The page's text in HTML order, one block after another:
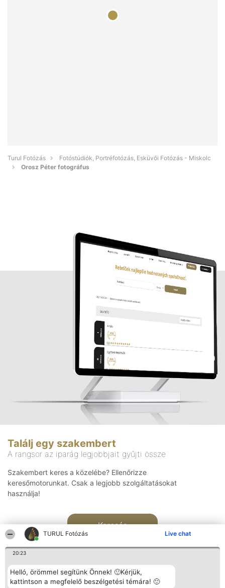
TURUL Fotózás Live chat
20:23
Helló, örömmel segítünk Önnek! 🙂Kérjük,
kattintson a megfelelő beszélgetési témára! 🙂
Turul Fotózás
Fotóstúdiók, Portréfotózás, Esküvői Fotózás - Miskolc
Orosz Péter fotográfus
Találj egy szakembert
A rangsor az iparág legjobbjait gyűjti össze
Szakembert keres a közelébe? Ellenőrizze
keresőmotorunkat. Csak a legjobb szolgáltatásokat
használja!
Keresés